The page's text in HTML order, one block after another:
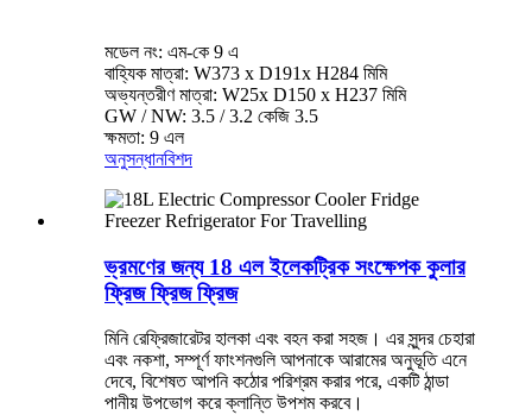
মডেল নং: এম-কে 9 এ
বাহ্যিক মাত্রা: W373 x D191x H284 মিমি
অভ্যন্তরীণ মাত্রা: W25x D150 x H237 মিমি
GW / NW: 3.5 / 3.2 কেজি 3.5
ক্ষমতা: 9 এল
অনুসন্ধানবিশদ
ভ্রমণের জন্য 18 এল ইলেকট্রিক সংক্ষেপক কুলার
ফ্রিজ ফ্রিজ ফ্রিজ
মিনি রেফ্রিজারেটর হালকা এবং বহন করা সহজ। এর সুন্দর চেহারা
এবং নকশা, সম্পূর্ণ ফাংশনগুলি আপনাকে আরামের অনুভূতি এনে
দেবে, বিশেষত আপনি কঠোর পরিশ্রম করার পরে, একটি ঠান্ডা
পানীয় উপভোগ করে ক্লান্তি উপশম করবে।